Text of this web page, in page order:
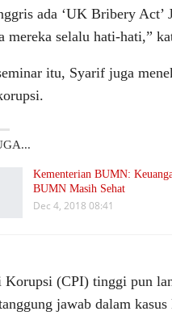
ada ‘UK Bribery Act’
mereka selalu hati-hati,”
itu, Syarif juga
Kementerian BUMN:
BUMN Masih Sehat
Dec 4, 2018 08:41
Korupsi (CPI) tinggi pun
jawab dalam kasus